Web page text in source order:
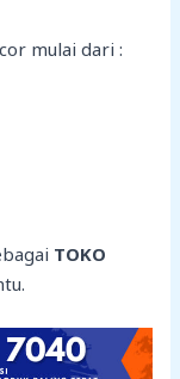
mulai dari :
TOKO